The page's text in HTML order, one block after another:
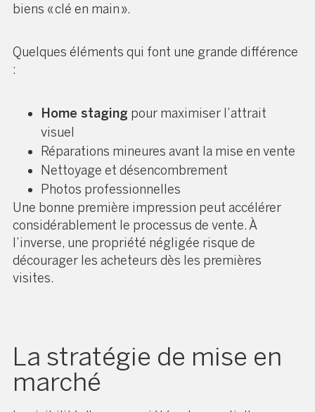
biens « clé en main ».
Quelques éléments qui font une grande différence
:
Home staging pour maximiser l’attrait
visuel
Réparations mineures avant la mise en vente
Nettoyage et désencombrement
Photos professionnelles
Une bonne première impression peut accélérer
considérablement le processus de vente. À
l’inverse, une propriété négligée risque de
décourager les acheteurs dès les premières
visites.
La stratégie de mise en
marché